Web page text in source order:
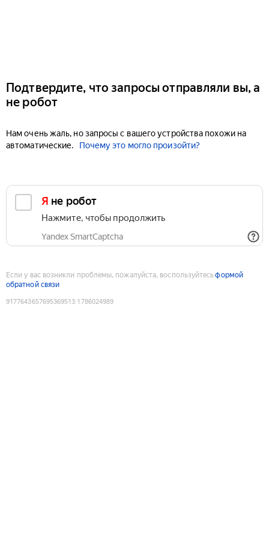
Подтвердите, что запросы отправляли вы, а
не робот
Нам очень жаль, но запросы с вашего устройства похожи на
автоматические.
Почему это могло произойти?
Я не робот
Нажмите, чтобы продолжить
Yandex SmartCaptcha
Если у вас возникли проблемы, пожалуйста, воспользуйтесьформой
обратной связи
9177643657695369513:1786024989